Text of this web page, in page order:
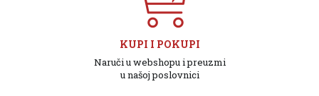
KUPI I POKUPI
Naruči u webshopu i preuzmi
u našoj poslovnici